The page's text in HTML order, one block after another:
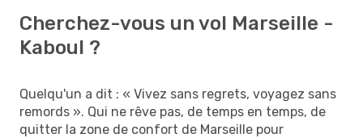
Cherchez-vous un vol Marseille -
Kaboul ?
Quelqu'un a dit : « Vivez sans regrets, voyagez sans
remords ». Qui ne rêve pas, de temps en temps, de
quitter la zone de confort de Marseille pour